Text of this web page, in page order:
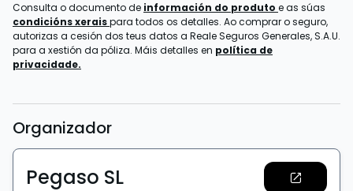
Consulta o documento de información do produto e as súas
condicións xeraispara todos os detalles. Ao comprar o seguro,
autorizas a cesión dos teus datos a Reale Seguros Generales, S.A.U.
para a xestión da póliza. Máis detalles en política de
privacidade.
Organizador
Pegaso SL